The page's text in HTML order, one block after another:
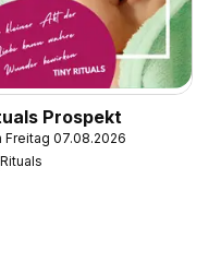
Prospekt
Freitag 07.08.2026
Rituals